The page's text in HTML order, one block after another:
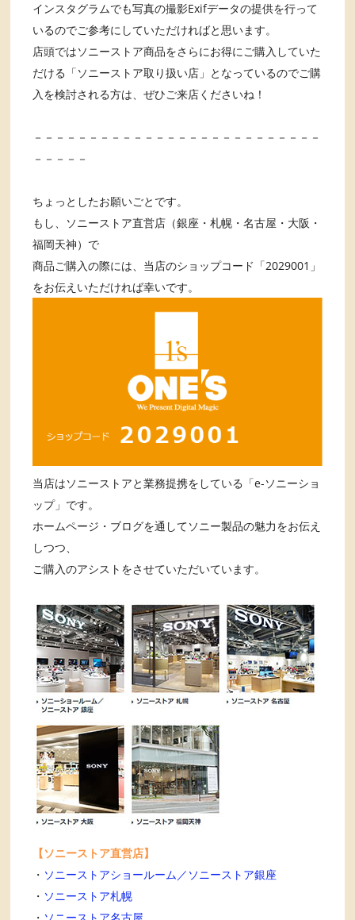
インスタグラムでも写真の撮影Exifデータの提供を行って
いるのでご参考にしていただければと思います。
店頭ではソニーストア商品をさらにお得にご購入していた
だける「ソニーストア取り扱い店」となっているのでご購
入を検討される方は、ぜひご来店くださいね！
－－－－－－－－－－－－－－－－－－－－－－－－－－
－－－－－
ちょっとしたお願いごとです。
もし、ソニーストア直営店（銀座・札幌・名古屋・大阪・
福岡天神）で
商品ご購入の際には、当店のショップコード「2029001」
をお伝えいただければ幸いです。
当店はソニーストアと業務提携をしている「e-ソニーショ
ップ」です。
ホームページ・ブログを通してソニー製品の魅力をお伝え
しつつ、
ご購入のアシストをさせていただいています。
【ソニーストア直営店】
・ ソニーストアショールーム／ソニーストア銀座
・ ソニーストア札幌